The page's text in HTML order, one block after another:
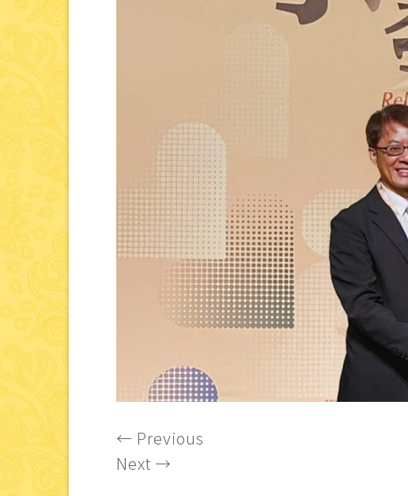
← Previous
Next →